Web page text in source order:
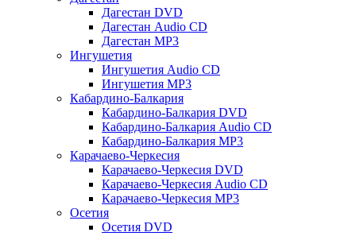
Дагестан DVD
Дагестан Audio CD
Дагестан MP3
Ингушетия
Ингушетия Audio CD
Ингушетия MP3
Кабардино-Балкария
Кабардино-Балкария DVD
Кабардино-Балкария Audio CD
Кабардино-Балкария MP3
Карачаево-Черкесия
Карачаево-Черкесия DVD
Карачаево-Черкесия Audio CD
Карачаево-Черкесия MP3
Осетия
Осетия DVD